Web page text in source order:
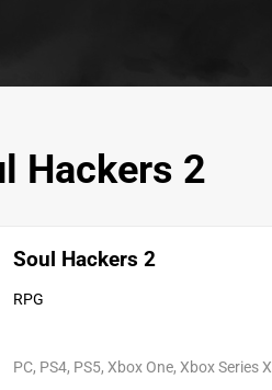
Hackers 2
Soul Hackers 2
RPG
PC, PS4, PS5, Xbox One, Xbox Series X